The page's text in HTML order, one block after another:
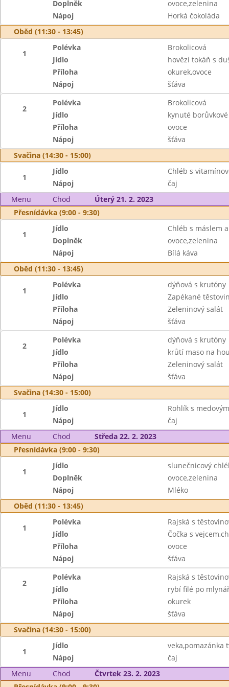
Doplněk
ovoce,zelenina
Nápoj
Horká čokoláda
Oběd (11:30 - 13:45)
1
Polévka
Brokolicová
Jídlo
hovězí tokáň s
Příloha
okurek,ovoce
Nápoj
šťáva
2
Polévka
Brokolicová
Jídlo
kynuté
Příloha
ovoce
Nápoj
šťáva
Svačina (14:30 - 15:00)
1
Jídlo
Chléb s
Nápoj
čaj
Menu
Chod
Úterý 21. 2. 2023
Přesnídávka (9:00 - 9:30)
1
Jídlo
Chléb s máslem
Doplněk
ovoce,zelenina
Nápoj
Bílá káva
Oběd (11:30 - 13:45)
1
Polévka
dýňová s krutóny
Jídlo
Zapékané
Příloha
Zeleninový salát
Nápoj
šťáva
2
Polévka
dýňová s krutóny
Jídlo
krůtí maso na
Příloha
Zeleninový salát
Nápoj
šťáva
Svačina (14:30 - 15:00)
1
Jídlo
Rohlík s
Nápoj
čaj
Menu
Chod
Středa 22. 2. 2023
Přesnídávka (9:00 - 9:30)
1
Jídlo
slunečnicový
Doplněk
ovoce,zelenina
Nápoj
Mléko
Oběd (11:30 - 13:45)
1
Polévka
Rajská s
Jídlo
Čočka s
Příloha
ovoce
Nápoj
šťáva
2
Polévka
Rajská s
Jídlo
rybí filé po
Příloha
okurek
Nápoj
šťáva
Svačina (14:30 - 15:00)
1
Jídlo
veka,pomazánka
Nápoj
čaj
Menu
Chod
Čtvrtek 23. 2. 2023